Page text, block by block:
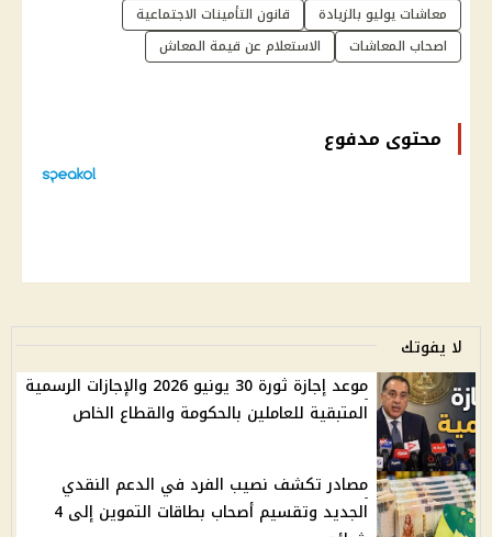
معاشات يوليو بالزيادة
قانون التأمينات الاجتماعية
اصحاب المعاشات
الاستعلام عن قيمة المعاش
محتوى مدفوع
لا يفوتك
موعد إجازة ثورة 30 يونيو 2026 والإجازات الرسمية
المتبقية للعاملين بالحكومة والقطاع الخاص
مصادر تكشف نصيب الفرد في الدعم النقدي
الجديد وتقسيم أصحاب بطاقات التموين إلى 4